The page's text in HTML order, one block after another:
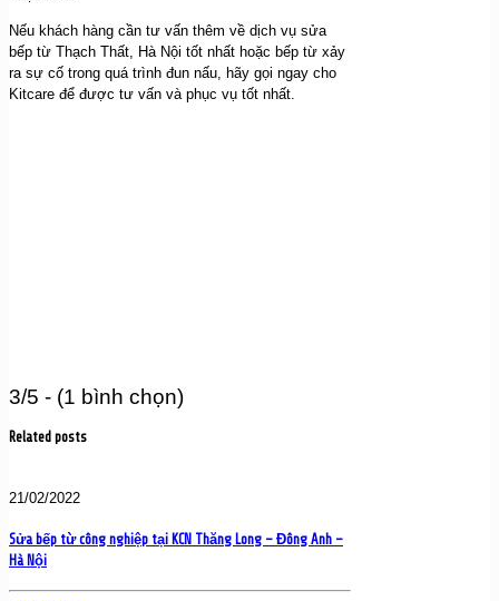
Nếu khách hàng cần tư vấn thêm về dịch vụ sửa
bếp từ Thạch Thất, Hà Nội tốt nhất hoặc bếp từ xảy
ra sự cố trong quá trình đun nấu, hãy gọi ngay cho
Kitcare để được tư vấn và phục vụ tốt nhất.
3/5 - (1 bình chọn)
Related posts
21/02/2022
Sửa bếp từ công nghiệp tại KCN Thăng Long – Đông Anh –
Hà Nội